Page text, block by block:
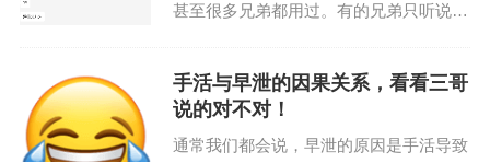
甚至很多兄弟都用过。有的兄弟只听说
开这一层面纱！首先让我们先了解一下目
前印度最具有代表性的...
手活与早泄的因果关系，看看三哥
说的对不对！
通常我们都会说，早泄的原因是手活导致